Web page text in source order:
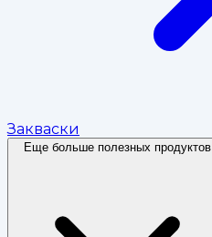
Закваски
Еще больше полезных продуктов